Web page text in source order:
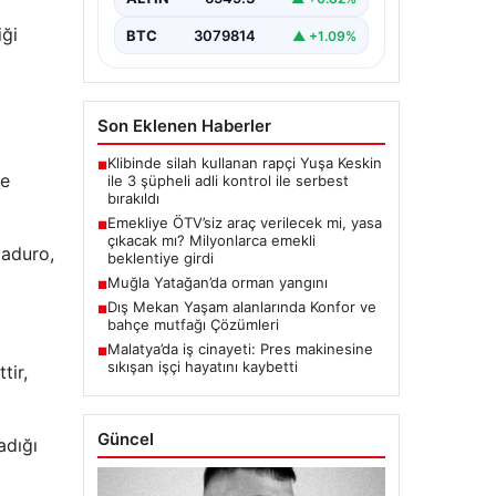
BTC 3079814 ▲ +1.09%
Son Eklenen Haberler
■Klibinde silah kullanan rapçi Yuşa Keskin
ile 3 şüpheli adli kontrol ile serbest
bırakıldı
■Emekliye ÖTV’siz araç verilecek mi, yasa
çıkacak mı? Milyonlarca emekli
beklentiye girdi
■Muğla Yatağan’da orman yangını
■Dış Mekan Yaşam alanlarında Konfor ve
bahçe mutfağı Çözümleri
■Malatya’da iş cinayeti: Pres makinesine
sıkışan işçi hayatını kaybetti
Güncel